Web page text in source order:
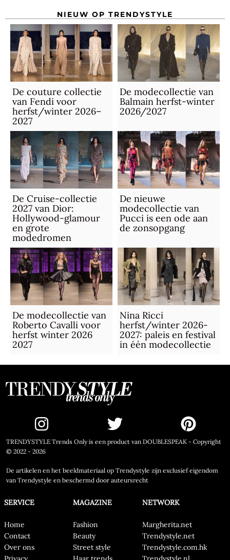
NIEUW OP TRENDYSTYLE
De couture collectie
van Fendi voor
herfst/winter 2026–
2027
De modecollectie van
Balmain herfst-winter
2026/2027
De Cruise-collectie
2027 van Dior:
Hollywood-glamour
en grote
modedromen
De nieuwe
modecollectie van
Pucci is een ode aan
de zonsopgang
De modecollectie van
Roberto Cavalli voor
herfst winter 2026
2027
Nina Ricci
herfst/winter 2026-
2027: paleis en festival
in één modecollectie
TRENDYSTYLE Trends Only is een product van DOUBLESPEAK - Copyright
© 2022 - 2026
De artikelen en het beeldmateriaal op Trendystyle zijn exclusief eigendom
van Trendystyle en beschermd door auteursrecht
SERVICE
Home
Contact
Over ons
MAGAZINE
Fashion
Beauty
Street style
NETWORK
Margherita.net
Trendystyle.net
Trendystyle.com.hk